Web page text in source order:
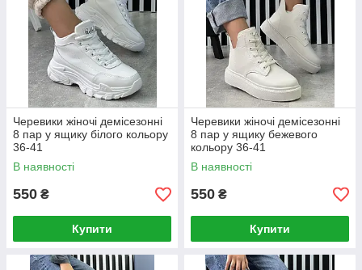
Черевики жіночі демісезонні
8 пар у ящику білого кольору
36-41
В наявності
550 ₴
Купити
Черевики жіночі демісезонні
8 пар у ящику бежевого
кольору 36-41
В наявності
550 ₴
Купити